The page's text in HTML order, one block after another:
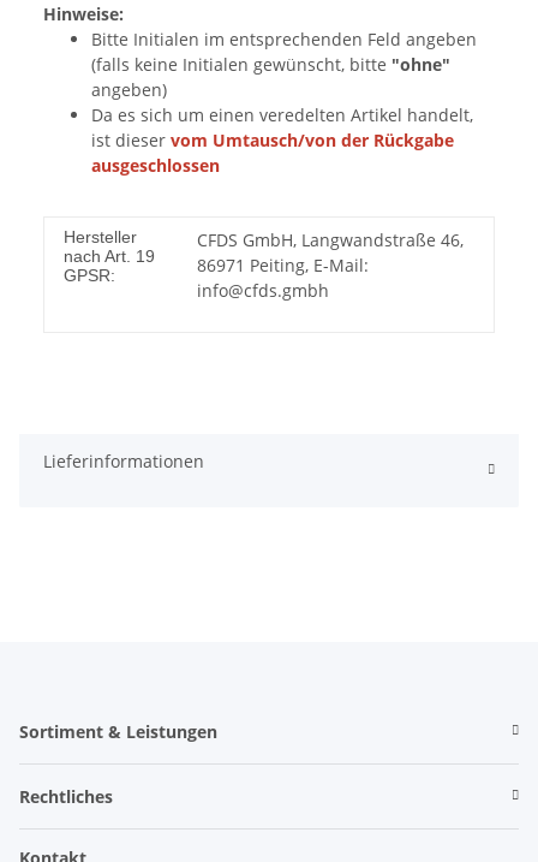
Hinweise:
Bitte Initialen im entsprechenden Feld angeben
(falls keine Initialen gewünscht, bitte "ohne"
angeben)
Da es sich um einen veredelten Artikel handelt,
ist dieser vom Umtausch/von der Rückgabe
ausgeschlossen
Hersteller
nach Art. 19
GPSR:
CFDS GmbH, Langwandstraße 46,
86971 Peiting, E-Mail:
info@cfds.gmbh
Lieferinformationen
Sortiment & Leistungen
Rechtliches
Kontakt